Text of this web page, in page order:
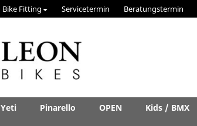
Bike Fitting Servicetermin Beratungstermin
Yeti Pinarello OPEN Kids / BMX